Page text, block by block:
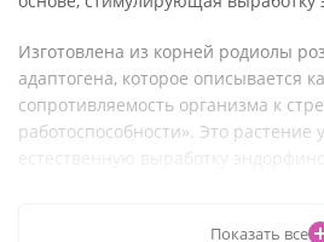
Изготовлена из корней родиолы
адаптогена, которое описывается
сопротивляемость организма к
работоспособности». Это растение
Показать все